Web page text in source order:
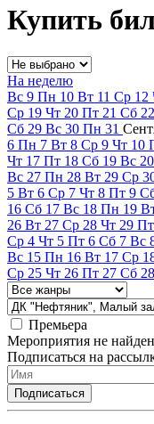
Купить
На неделю
Вс 9 Пн 10 Вт 11 Ср 12
Ср 19 Чт 20 Пт 21 Сб 22
Сб 29 Вс 30 Пн 31
6 Пн 7 Вт 8 Ср 9 Чт 10
Чт 17 Пт 18 Сб 19 Вс 20
Вс 27 Пн 28 Вт 29 Ср
5 Вт 6 Ср 7 Чт 8 Пт 9
16 Сб 17 Вс 18 Пн 19
26 Вт 27 Ср 28 Чт 29 Пт
Ср 4 Чт 5 Пт 6 Сб 7 Вс
Вс 15 Пн 16 Вт 17 Ср
Ср 25 Чт 26 Пт 27 Сб 28
Премьера
Мероприятия не
Подписаться на